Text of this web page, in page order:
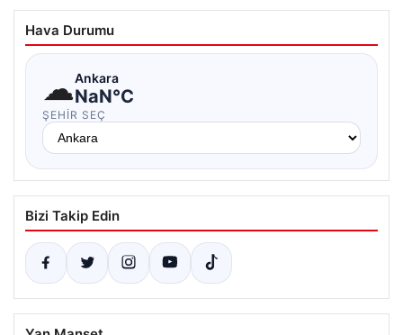
Hava Durumu
☁Ankara
NaN°C
ŞEHIR SEÇ
Bizi Takip Edin